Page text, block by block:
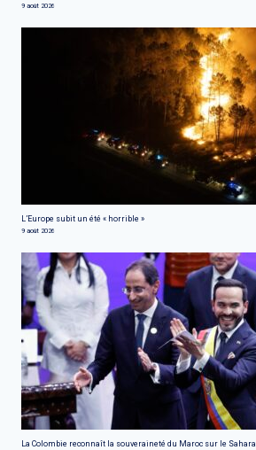
9 août 2026
L’Europe subit un été « horrible »
9 août 2026
La Colombie reconnaît la souveraineté du Maroc sur le Sahara